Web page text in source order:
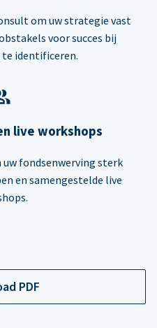
om uw strategie vast
voor succes bij
identificeren.
live workshops
fondsenwerving sterk
en samengestelde live
PDF